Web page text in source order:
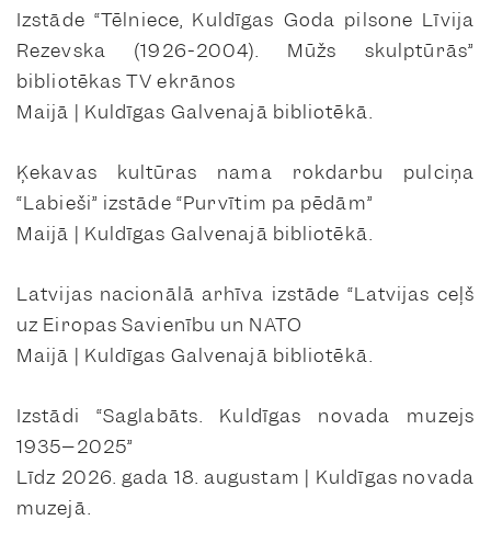
Izstāde “Tēlniece, Kuldīgas Goda pilsone Līvija
Rezevska (1926-2004). Mūžs skulptūrās”
bibliotēkas TV ekrānos
Maijā | Kuldīgas Galvenajā bibliotēkā.
Ķekavas kultūras nama rokdarbu pulciņa
“Labieši” izstāde “Purvītim pa pēdām”
Maijā | Kuldīgas Galvenajā bibliotēkā.
Latvijas nacionālā arhīva izstāde “Latvijas ceļš
uz Eiropas Savienību un NATO
Maijā | Kuldīgas Galvenajā bibliotēkā.
Izstādi “Saglabāts. Kuldīgas novada muzejs
1935–2025”
Līdz 2026. gada 18. augustam | Kuldīgas novada
muzejā.